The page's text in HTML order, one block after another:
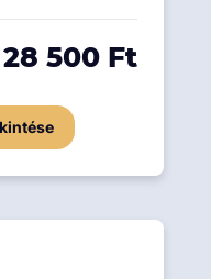
28 500 Ft